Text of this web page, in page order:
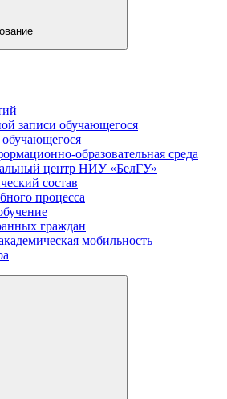
записи обучающегося
образовательная среда
центр НИУ «БелГУ»
состав
процесса
граждан
мобильность